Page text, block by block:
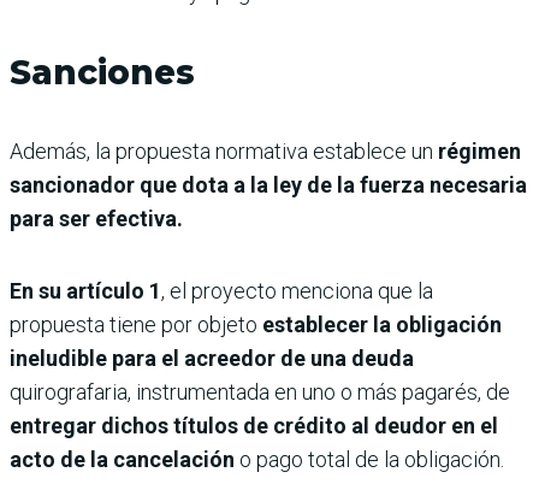
Sanciones
Además, la propuesta normativa establece un régimen
sancionador que dota a la ley de la fuerza necesaria
para ser efectiva.
En su artículo 1, el proyecto menciona que la
propuesta tiene por objeto establecer la obligación
ineludible para el acreedor de una deuda
quirografaria, instrumentada en uno o más pagarés, de
entregar dichos títulos de crédito al deudor en el
acto de la cancelación o pago total de la obligación.